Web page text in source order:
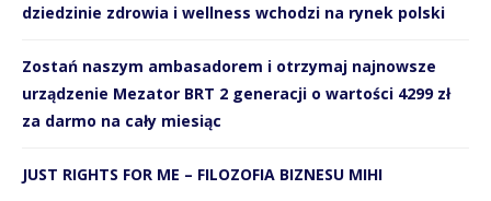
dziedzinie zdrowia i wellness wchodzi na rynek polski
Zostań naszym ambasadorem i otrzymaj najnowsze
urządzenie Mezator BRT 2 generacji o wartości 4299 zł
za darmo na cały miesiąc
JUST RIGHTS FOR ME – FILOZOFIA BIZNESU MIHI